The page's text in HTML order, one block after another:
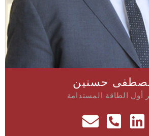
حسنين
أول الطاقة المستدامة